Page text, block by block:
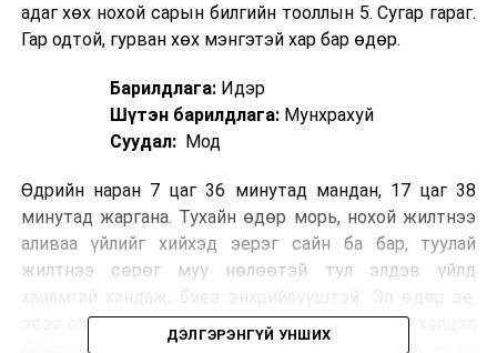
адаг хөх нохой сарын билгийн тооллын 5. Сугар гараг.
Гар одтой, гурван хөх мэнгэтэй хар бар өдөр.
Барилдлага:Идэр
Шүтэн барилдлага:Мунхрахуй
Суудал:Мод
Өдрийн наран 7 цаг 36 минутад мандан, 17 цаг 38
минутад жаргана. Тухайн өдөр морь, нохой жилтнээ
аливаа үйлийг хийхэд эерэг сайн ба бар, туулай
жилтнээ сөрөг муу нөлөөтэй тул элдэв үйлд
эвээ ололцох, хамтын хөдөлмөр эхлэх, гэрээ хэлцэл
ДЭЛГЭРЭНГҮЙ УНШИХ